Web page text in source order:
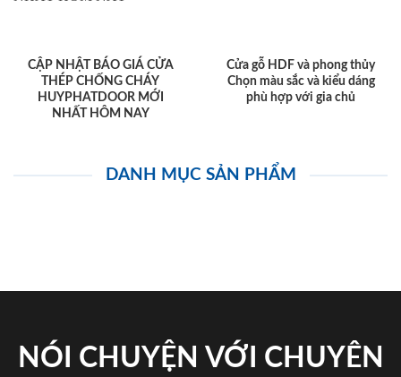
CẬP NHẬT BÁO GIÁ CỬA
THÉP CHỐNG CHÁY
HUYPHATDOOR MỚI
NHẤT HÔM NAY
Cửa gỗ HDF và phong thủy
Chọn màu sắc và kiểu dáng
phù hợp với gia chủ
DANH MỤC SẢN PHẨM
NÓI CHUYỆN VỚI CHUYÊN